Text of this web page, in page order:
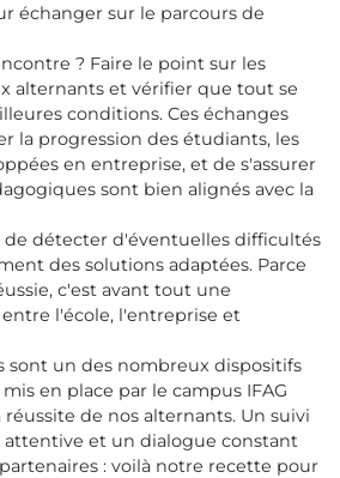
échanger sur le parcours de
? Faire le point sur les
alternants et vérifier que tout se
conditions. Ces échanges
la progression des étudiants, les
en entreprise, et de s'assurer
sont bien alignés avec la
de détecter d'éventuelles difficultés
des solutions adaptées. Parce
c'est avant tout une
l'école, l'entreprise et
sont un des nombreux dispositifs
en place par le campus IFAG
de nos alternants. Un suivi
et un dialogue constant
: voilà notre recette pour